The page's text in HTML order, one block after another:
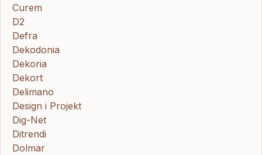
Curem
D2
Defra
Dekodonia
Dekoria
Dekort
Delimano
Design i Projekt
Dig-Net
Ditrendi
Dolmar